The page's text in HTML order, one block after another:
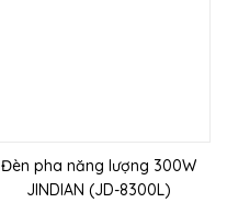
Đèn pha năng lượng 300W
JINDIAN (JD-8300L)